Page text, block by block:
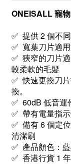
ONEISALL 寵
✅ 提供 2 個不
✅ 寬葉刀片適
✅ 狹窄的刀片
較柔軟的毛髮
✅ 快速更換刀
換。
✅ 60dB 低音運
✅ 帶有電量指
✅ 備有 6 個定
清潔刷
✅ 產品顏色：
✅ 香港行貨 1